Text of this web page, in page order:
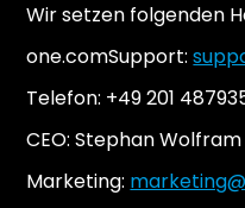
Wir setzen folgenden
one.comSupport:
Telefon: +49 201
CEO: Stephan Wolfram
Marketing: